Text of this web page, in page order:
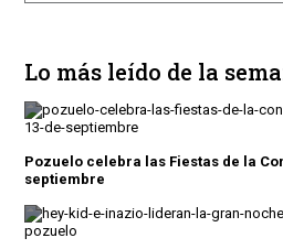
Lo más leído de la
Pozuelo celebra las Fiestas de la
septiembre